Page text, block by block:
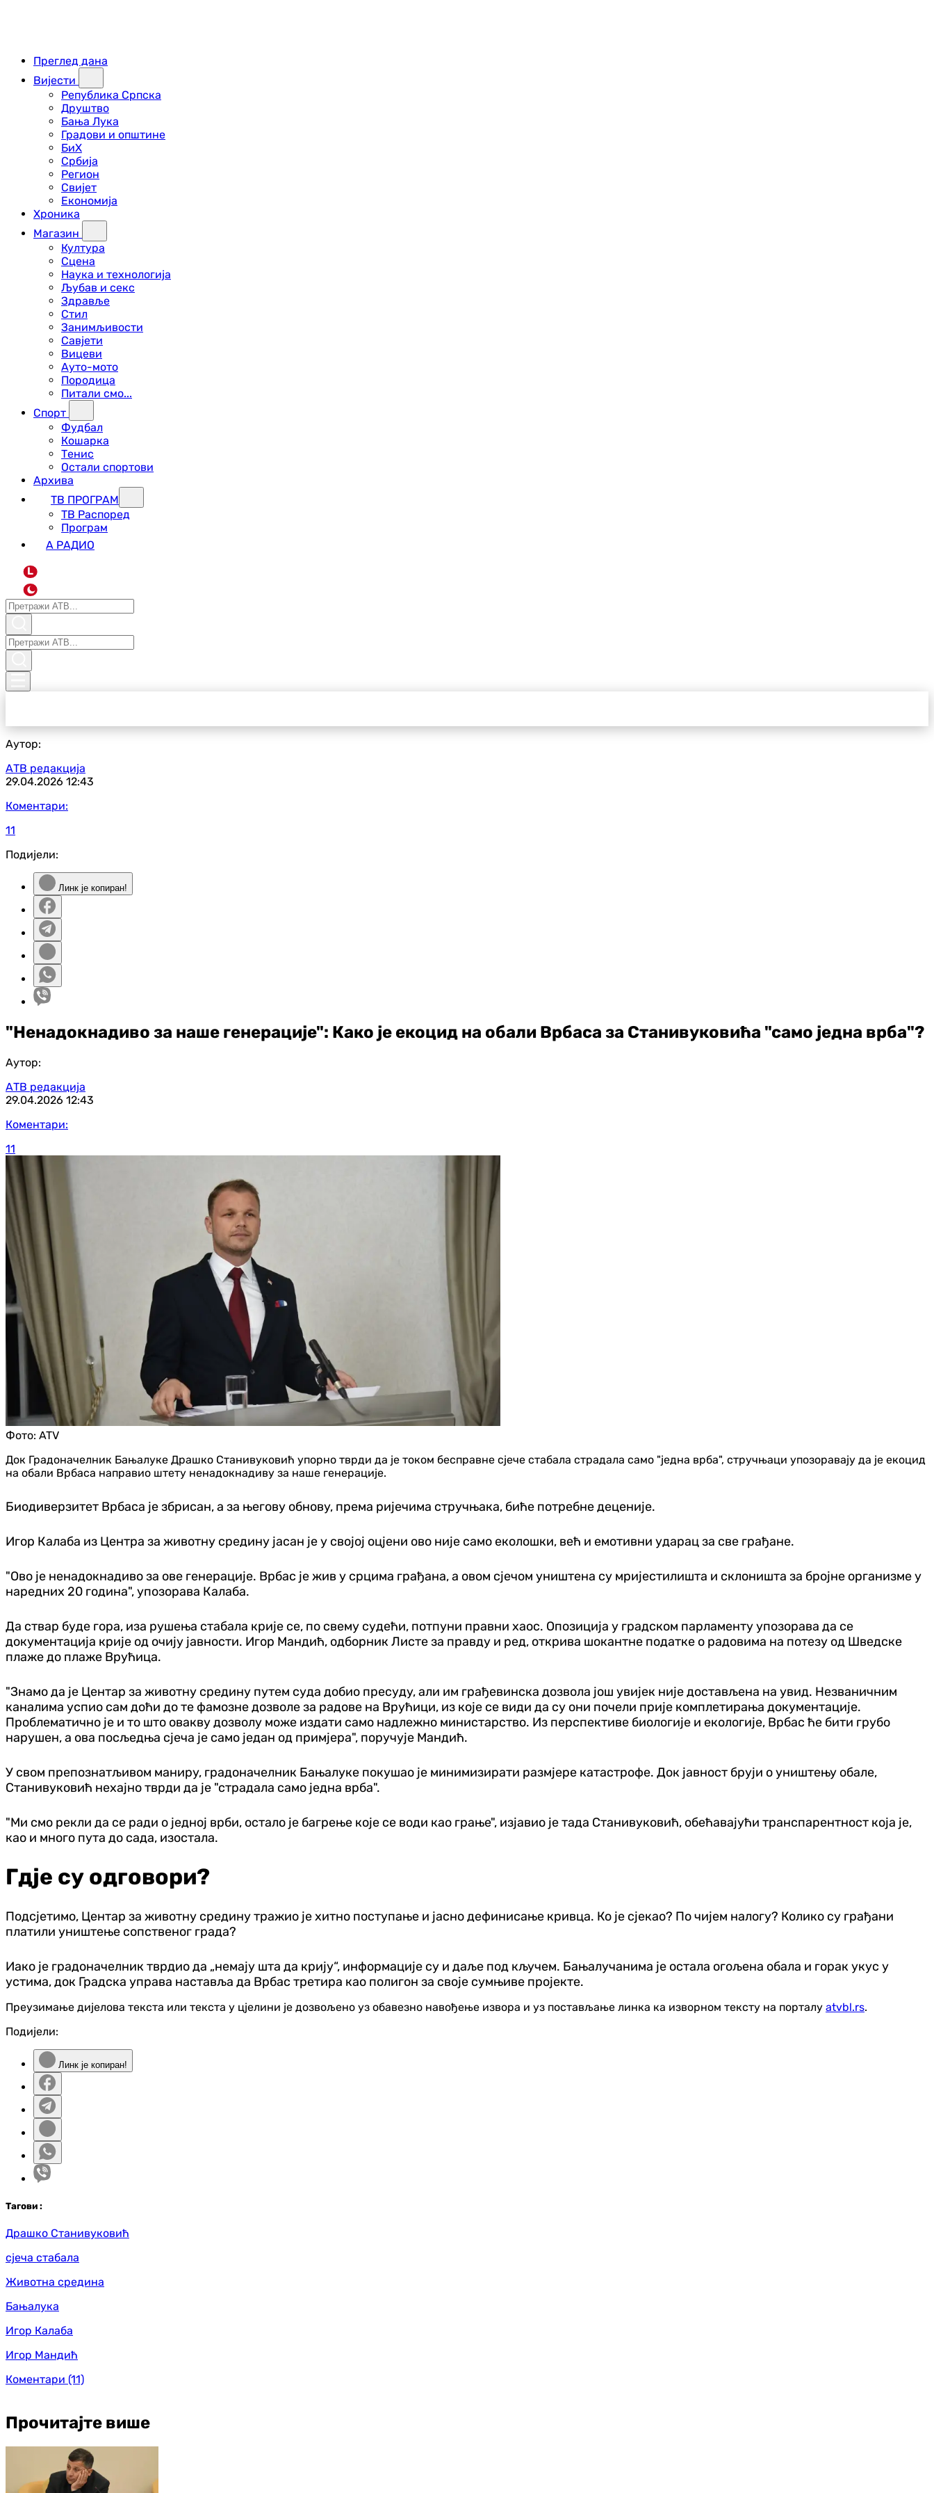
Преглед дана
Вијести
Република Српска
Друштво
Бања Лука
Градови и општине
БиХ
Србија
Регион
Свијет
Економија
Хроника
Магазин
Култура
Сцена
Наука и технологија
Љубав и секс
Здравље
Стил
Занимљивости
Савјети
Вицеви
Ауто-мото
Породица
Питали смо...
Спорт
Фудбал
Кошарка
Тенис
Остали спортови
Архива
ТВ ПРОГРАМ
ТВ Распоред
Програм
А РАДИО
L
Аутор:
АТВ редакција
29.04.2026 12:43
Коментари:
11
Подијели:
Линк је копиран!
"Ненадокнадиво за наше генерације": Како је екоцид на обали Врбаса за Станивуковића "само једна врба"?
Аутор:
АТВ редакција
29.04.2026 12:43
Коментари:
11
Фото: ATV
Док Градоначелник Бањалуке Драшко Станивуковић упорно тврди да је током бесправне сјече стабала страдала само "једна врба", стручњаци упозоравају да је екоцид
на обали Врбаса направио штету ненадокнадиву за наше генерације.
Биодиверзитет Врбаса је збрисан, а за његову обнову, према ријечима стручњака, биће потребне деценије.
Игор Калаба из Центра за животну средину јасан је у својој оцјени ово није само еколошки, већ и емотивни ударац за све грађане.
"Ово је ненадокнадиво за ове генерације. Врбас је жив у срцима грађана, а овом сјечом уништена су мријестилишта и склоништа за бројне организме у
наредних 20 година", упозорава Калаба.
Да ствар буде гора, иза рушења стабала крије се, по свему судећи, потпуни правни хаос. Опозиција у градском парламенту упозорава да се
документација крије од очију јавности. Игор Мандић, одборник Листе за правду и ред, открива шокантне податке о радовима на потезу од Шведске
плаже до плаже Врућица.
"Знамо да је Центар за животну средину путем суда добио пресуду, али им грађевинска дозвола још увијек није достављена на увид. Незваничним
каналима успио сам доћи до те фамозне дозволе за радове на Врућици, из које се види да су они почели прије комплетирања документације.
Проблематично је и то што овакву дозволу може издати само надлежно министарство. Из перспективе биологије и екологије, Врбас ће бити грубо
нарушен, а ова посљедња сјеча је само један од примјера", поручује Мандић.
У свом препознатљивом маниру, градоначелник Бањалуке покушао је минимизирати размјере катастрофе. Док јавност бруји о уништењу обале,
Станивуковић нехајно тврди да је "страдала само једна врба".
"Ми смо рекли да се ради о једној врби, остало је багрење које се води као грање", изјавио је тада Станивуковић, обећавајући транспарентност која је,
као и много пута до сада, изостала.
Гдје су одговори?
Подсјетимо, Центар за животну средину тражио је хитно поступање и јасно дефинисање кривца. Ко је сјекао? По чијем налогу? Колико су грађани
платили уништење сопственог града?
Иако је градоначелник тврдио да „немају шта да крију“, информације су и даље под кључем. Бањалучанима је остала огољена обала и горак укус у
устима, док Градска управа наставља да Врбас третира као полигон за своје сумњиве пројекте.
Преузимање дијелова текста или текста у цјелини је дозвољено уз обавезно навођење извора и уз постављање линка ка изворном тексту на порталу atvbl.rs.
Подијели:
Линк је копиран!
Тагови :
Драшко Станивуковић
сјеча стабала
Животна средина
Бањалука
Игор Калаба
Игор Мандић
Коментари (11)
Прочитајте више